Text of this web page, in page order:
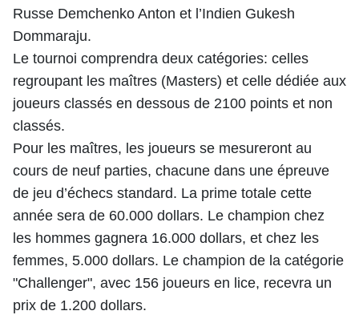
Russe Demchenko Anton et l’Indien Gukesh
Dommaraju.
Le tournoi comprendra deux catégories: celles
regroupant les maîtres (Masters) et celle dédiée aux
joueurs classés en dessous de 2100 points et non
classés.
Pour les maîtres, les joueurs se mesureront au
cours de neuf parties, chacune dans une épreuve
de jeu d’échecs standard. La prime totale cette
année sera de 60.000 dollars. Le champion chez
les hommes gagnera 16.000 dollars, et chez les
femmes, 5.000 dollars. Le champion de la catégorie
"Challenger", avec 156 joueurs en lice, recevra un
prix de 1.200 dollars.